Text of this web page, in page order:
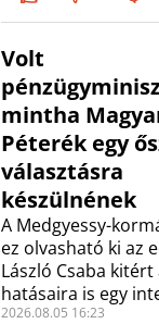
Volt
mintha
Péterék egy
választásra
készülnének
A Medgyessy-
ez olvasható ki az
László Csaba
hatásaira is egy
2026.08.05 16:23